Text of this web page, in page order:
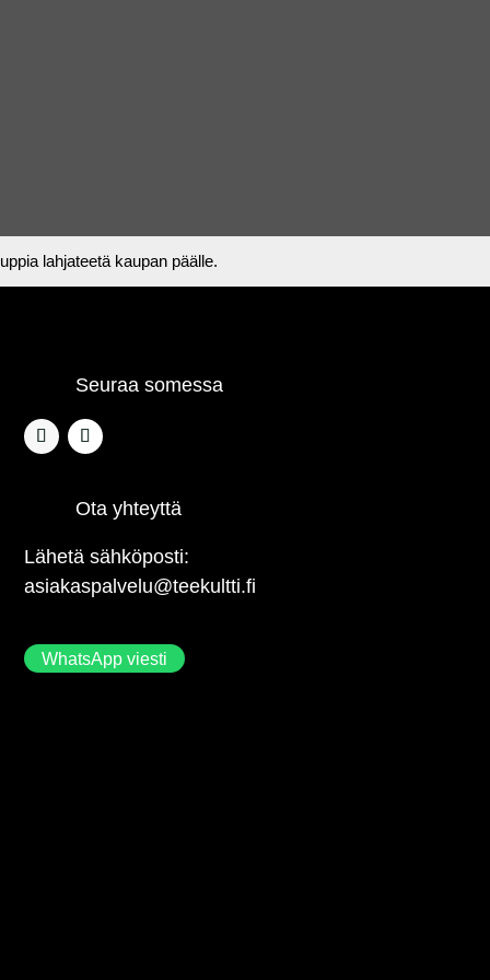
lahjateetä kaupan päälle.
Seuraa somessa
Ota yhteyttä
Lähetä sähköposti:
asiakaspalvelu@teekultti.fi
WhatsApp viesti